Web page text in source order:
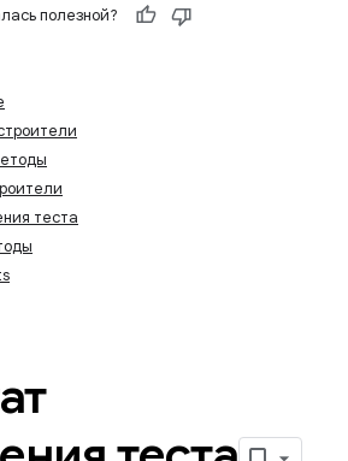
полезной?
теста